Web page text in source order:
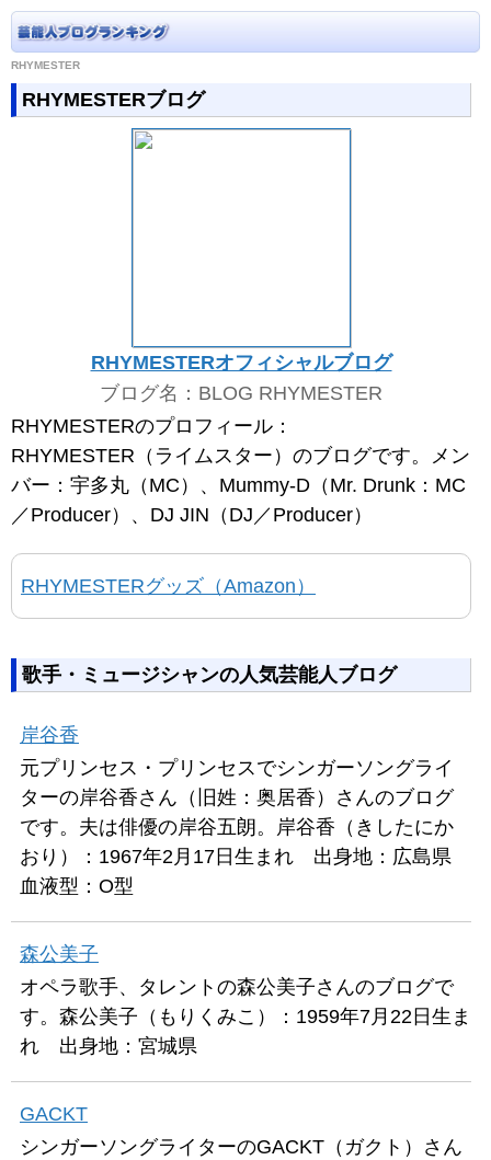
RHYMESTER
RHYMESTERブログ
RHYMESTERオフィシャルブログ
ブログ名：BLOG RHYMESTER
RHYMESTERのプロフィール：
RHYMESTER（ライムスター）のブログです。メン
バー：宇多丸（MC）、Mummy-D（Mr. Drunk：MC
／Producer）、DJ JIN（DJ／Producer）
RHYMESTERグッズ（Amazon）
歌手・ミュージシャンの人気芸能人ブログ
岸谷香
元プリンセス・プリンセスでシンガーソングライ
ターの岸谷香さん（旧姓：奥居香）さんのブログ
です。夫は俳優の岸谷五朗。岸谷香（きしたにか
おり）：1967年2月17日生まれ 出身地：広島県
血液型：O型
森公美子
オペラ歌手、タレントの森公美子さんのブログで
す。森公美子（もりくみこ）：1959年7月22日生ま
れ 出身地：宮城県
GACKT
シンガーソングライターのGACKT（ガクト）さん